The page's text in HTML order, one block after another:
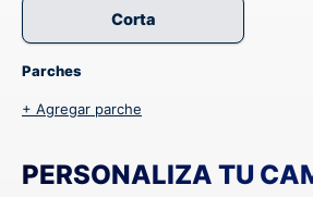
Corta
Parches
+ Agregar parche
PERSONALIZA TU